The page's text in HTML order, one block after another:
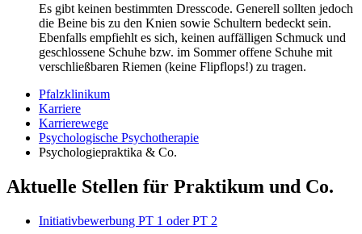
Es gibt keinen bestimmten Dresscode. Generell sollten jedoch
die Beine bis zu den Knien sowie Schultern bedeckt sein.
Ebenfalls empfiehlt es sich, keinen auffälligen Schmuck und
geschlossene Schuhe bzw. im Sommer offene Schuhe mit
verschließbaren Riemen (keine Flipflops!) zu tragen.
Pfalzklinikum
Karriere
Karrierewege
Psychologische Psychotherapie
Psychologiepraktika & Co.
Aktuelle Stellen für Praktikum und Co.
Initiativbewerbung PT 1 oder PT 2